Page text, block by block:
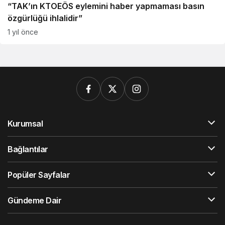
“TAK’ın KTOEÖS eylemini haber yapmaması basın
özgürlüğü ihlalidir”
1 yıl önce
Kurumsal
Bağlantılar
Popüler Sayfalar
Gündeme Dair